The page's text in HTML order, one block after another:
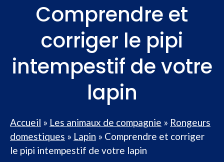
Comprendre et
corriger le pipi
intempestif de votre
lapin
Accueil » Les animaux de compagnie » Rongeurs
domestiques » Lapin » Comprendre et corriger
le pipi intempestif de votre lapin